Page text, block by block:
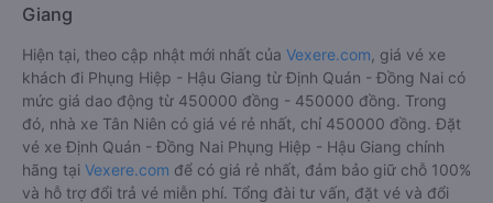
Giang
Hiện tại, theo cập nhật mới nhất của Vexere.com , giá vé xe
khách đi Phụng Hiệp - Hậu Giang từ Định Quán - Đồng Nai có
mức giá dao động từ 450000 đồng - 450000 đồng. Trong
đó, nhà xe Tân Niên có giá vé rẻ nhất, chỉ 450000 đồng. Đặt
vé xe Định Quán - Đồng Nai Phụng Hiệp - Hậu Giang chính
hãng tại Vexere.com để có giá rẻ nhất, đảm bảo giữ chỗ 100%
và hỗ trợ đổi trả vé miễn phí. Tổng đài tư vấn, đặt vé và đổi